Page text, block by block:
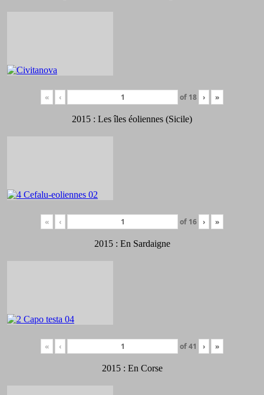
« ‹ of 18 › »
2015 : Les îles éoliennes (Sicile)
« ‹ of 16 › »
2015 : En Sardaigne
« ‹ of41 › »
2015 : En Corse